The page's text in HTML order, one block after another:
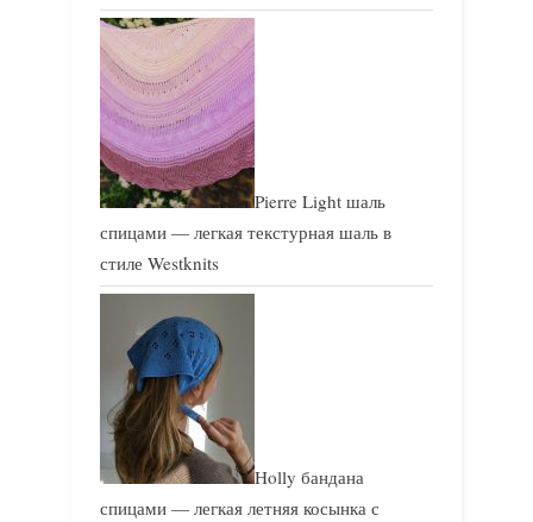
Pierre Light шаль
спицами — легкая текстурная шаль в
стиле Westknits
Holly бандана
спицами — легкая летняя косынка с